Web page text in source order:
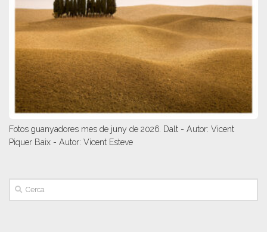
Fotos guanyadores mes de juny de 2026. Dalt - Autor: Vicent
Piquer Baix - Autor: Vicent Esteve